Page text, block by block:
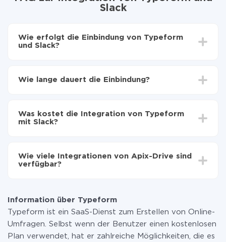
Slack
Wie erfolgt die Einbindung von Typeform
und Slack?
übertragen
auf Slack übertragen
Wie lange dauert die Einbindung?
Im Durchschnitt dauert es 10-15 Minuten.
Was kostet die Integration von Typeform
mit Slack?
zahlen nur für die Datenmenge, die über unseren
Service von einem System auf ein anderes übertragen
Weitere Informationen zu Tarifen
Wie viele Integrationen von Apix-Drive sind
verfügbar?
Information über Typeform
Typeform ist ein SaaS-Dienst zum Erstellen von Online-
Umfragen. Selbst wenn der Benutzer einen kostenlosen
Plan verwendet, hat er zahlreiche Möglichkeiten, die es